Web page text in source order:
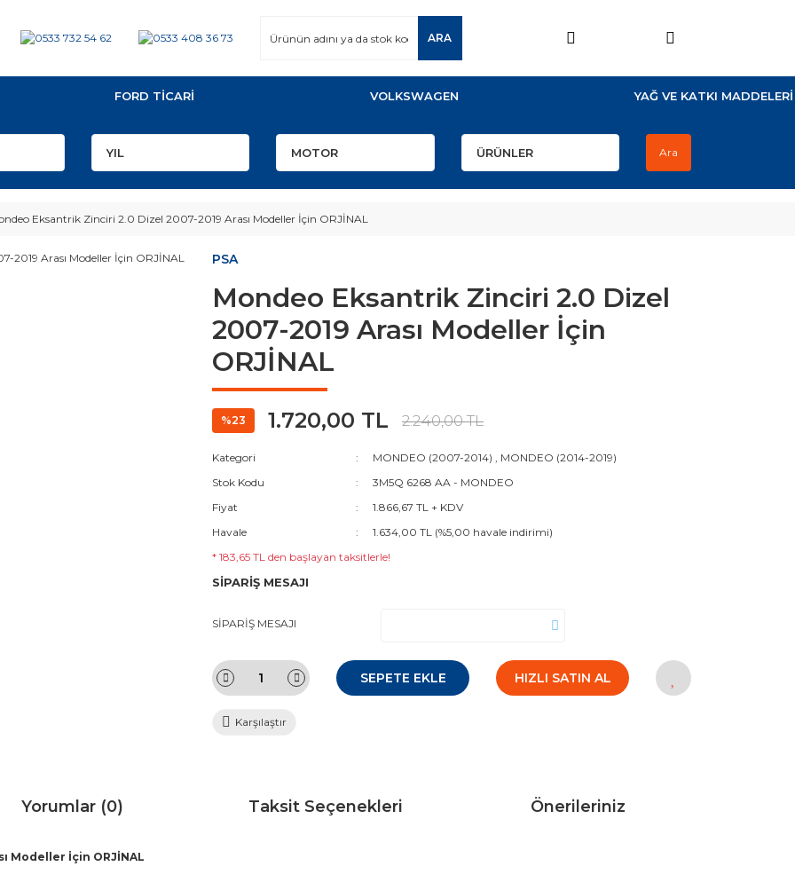
ARA
FORD TİCARİ VOLKSWAGEN YAĞ VE KATKI MADDELERİ
Ara
Eksantrik Zinciri 2.0 Dizel 2007-2019 Arası Modeller İçin ORJİNAL
PSA
Mondeo Eksantrik Zinciri 2.0 Dizel
2007-2019 Arası Modeller İçin
ORJİNAL
%23 1.720,00 TL 2.240,00 TL
Kategori MONDEO (2007-2014) , MONDEO (2014-2019)
Stok Kodu
3M5Q 6268 AA - MONDEO
Fiyat
1.866,67 TL + KDV
Havale
1.634,00 TL (%5,00 havale indirimi)
* 183,65 TL den başlayan taksitlerle!
SİPARİŞ MESAJI
SİPARİŞ MESAJI
SEPETE EKLE HIZLI SATIN AL
Karşılaştır
Yorumlar (0) Taksit Seçenekleri Önerileriniz
Modeller İçin ORJİNAL